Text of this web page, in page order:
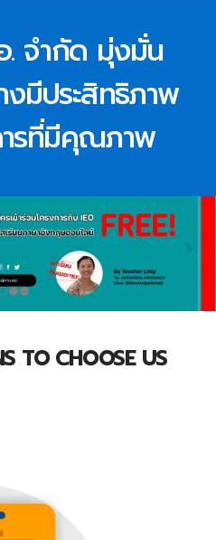
. จำกัด มุ่งมั่น
งมีประสิทธิภาพ
ารที่มีคุณภาพ
TO CHOOSE US